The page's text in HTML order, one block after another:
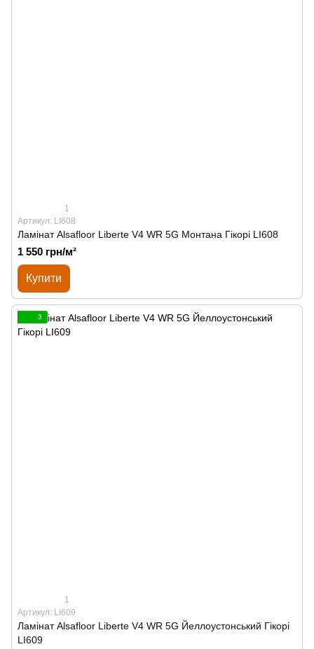
1
Артикул: LI608
Ламінат Alsafloor Liberte V4 WR 5G Монтана Гікорі LI608
1 550 грн/м²
Купити
3
1
Артикул: LI609
Ламінат Alsafloor Liberte V4 WR 5G Йеллоустонський Гікорі
LI609